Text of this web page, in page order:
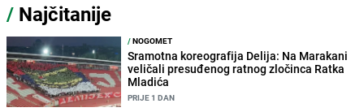
/ Najčitanije
/NOGOMET
Sramotna koreografija Delija: Na Marakani
veličali presuđenog ratnog zločinca Ratka
Mladića
PRIJE 1 DAN